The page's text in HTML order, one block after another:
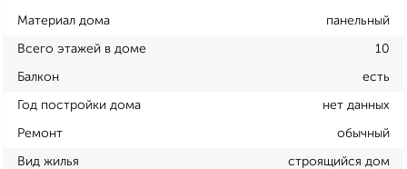
Материал дома панельный
Всего этажей в доме 10
Балкон есть
Год постройки дома нет данных
Ремонт обычный
Вид жилья строящийся дом